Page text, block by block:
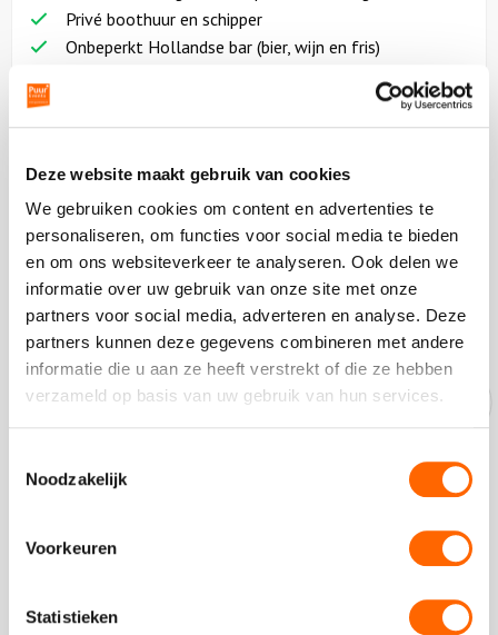
Deze website maakt gebruik van cookies
We gebruiken cookies om content en advertenties te
personaliseren, om functies voor social media te bieden
en om ons websiteverkeer te analyseren. Ook delen we
informatie over uw gebruik van onze site met onze
partners voor social media, adverteren en analyse. Deze
partners kunnen deze gegevens combineren met andere
informatie die u aan ze heeft verstrekt of die ze hebben
verzameld op basis van uw gebruik van hun services.
Noodzakelijk
Voorkeuren
Statistieken
Prijs en details
07:00 uur
vanaf74,50p.p.excl. btw
Privé boothuur en schipper
Onbeperkt Hollandse bar (bier, wijn en fris)
Vraag vrijblijvend een offerte aan
Onze experts helpen je graag!
Op dit moment zijn we gesloten.
Ga naar
Start met